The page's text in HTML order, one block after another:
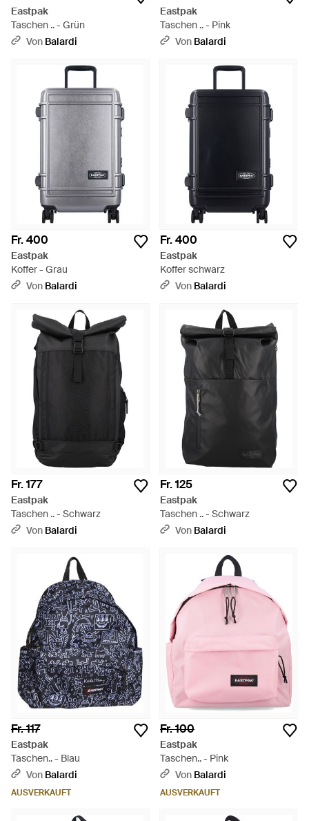
Eastpak
Taschen .. - Grün
Von Balardi
Eastpak
Taschen .. - Pink
Von Balardi
Fr. 400
Eastpak
Koffer - Grau
Von Balardi
Fr. 400
Eastpak
Koffer schwarz
Von Balardi
Fr. 177
Eastpak
Taschen .. - Schwarz
Von Balardi
Fr. 125
Eastpak
Taschen .. - Schwarz
Von Balardi
Fr. 117
Eastpak
Taschen.. - Blau
Von Balardi
AUSVERKAUFT
Fr. 100
Eastpak
Taschen.. - Pink
Von Balardi
AUSVERKAUFT